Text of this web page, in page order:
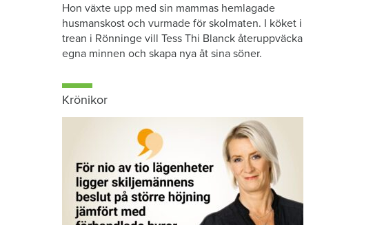
Hon växte upp med sin mammas hemlagade
husmanskost och vurmade för skolmaten. I köket i
trean i Rönninge vill Tess Thi Blanck återuppväcka
egna minnen och skapa nya åt sina söner.
Krönikor